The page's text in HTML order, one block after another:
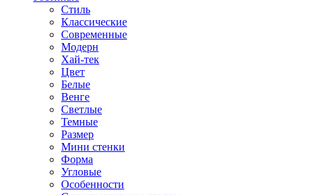
Стиль
Классические
Современные
Модерн
Хай-тек
Цвет
Белые
Венге
Светлые
Темные
Размер
Мини стенки
Форма
Угловые
Особенности